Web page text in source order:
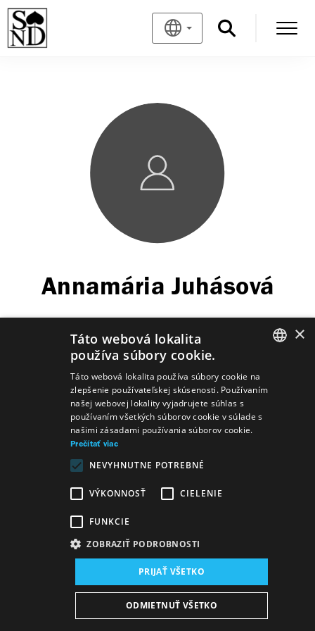
Annamária Juhásová
Predstavenia
Scéna a kostýmy Desatoro
Mapa stránok VOP
Vyhlásenie o prístupnosti
Osobné údaje Wezeo
×
Táto webová lokalita
používa súbory cookie.
Táto webová lokalita používa súbory cookie na
zlepšenie používateľskej skúsenosti. Používaním
našej webovej lokality vyjadrujete súhlas s
používaním všetkých súborov cookie v súlade s
našimi zásadami používania súborov cookie.
Prečítať viac
NEVYHNUTNE POTREBNÉ
VÝKONNOSŤ CIELENIE
FUNKCIE
ZOBRAZIŤ PODROBNOSTI
PRIJAŤ VŠETKO
ODMIETNUŤ VŠETKO